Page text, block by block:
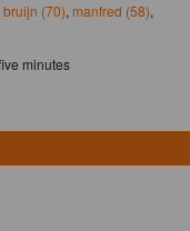
(70), manfred (58),
minutes